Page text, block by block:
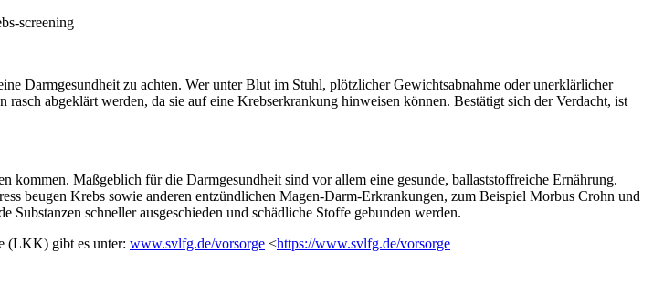
screening
Darmgesundheit zu achten. Wer unter Blut im Stuhl, plötzlicher Gewichtsabnahme oder unerklärlicher
abgeklärt werden, da sie auf eine Krebserkrankung hinweisen können. Bestätigt sich der Verdacht, ist
Maßgeblich für die Darmgesundheit sind vor allem eine gesunde, ballaststoffreiche Ernährung.
beugen Krebs sowie anderen entzündlichen Magen-Darm-Erkrankungen, zum Beispiel Morbus Crohn und
schneller ausgeschieden und schädliche Stoffe gebunden werden.
(LKK) gibt es unter: www.svlfg.de/vorsorge <https://www.svlfg.de/vorsorge